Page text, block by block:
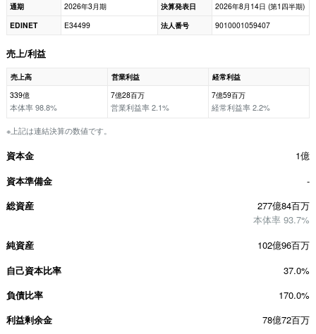
通期 2026年3月期 決算発表日
2026年8月14日 (第1四半期)
EDINET
E34499 法人番号 9010001059407
売上/利益
売上高 営業利益
経常利益
339億
本体率 98.8%
7億28百万
営業利益率 2.1%
7億59百万
経常利益率 2.2%
※上記は連結決算の数値です。
資本金
1億
資本準備金
-
総資産
277億84百万
本体率 93.7%
純資産
102億96百万
自己資本比率
37.0%
負債比率
170.0%
利益剰余金
78億72百万